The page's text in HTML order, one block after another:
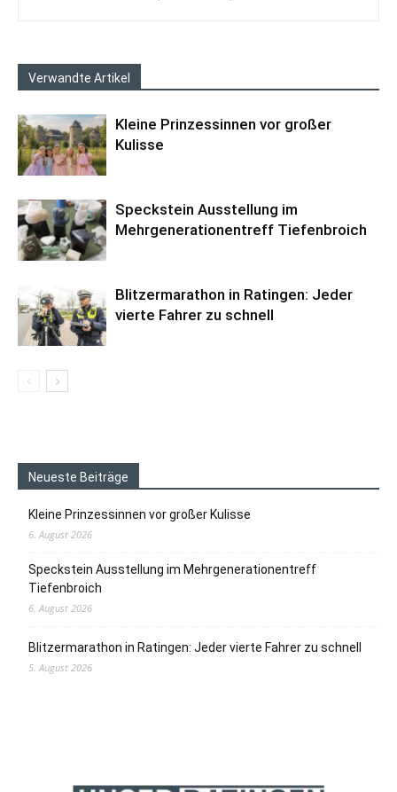
Verwandte Artikel
Kleine Prinzessinnen vor großer
Kulisse
Speckstein Ausstellung im
Mehrgenerationentreff Tiefenbroich
Blitzermarathon in Ratingen: Jeder
vierte Fahrer zu schnell
Neueste Beiträge
Kleine Prinzessinnen vor großer Kulisse
6. August 2026
Speckstein Ausstellung im Mehrgenerationentreff
Tiefenbroich
6. August 2026
Blitzermarathon in Ratingen: Jeder vierte Fahrer zu schnell
5. August 2026